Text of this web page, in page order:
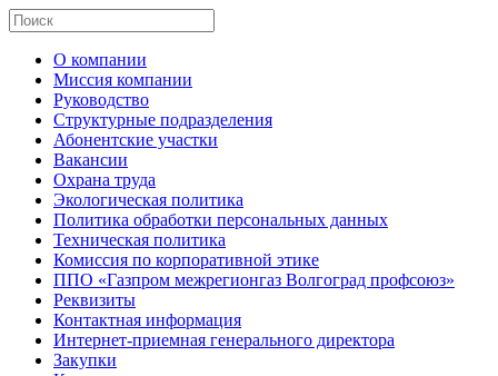
О компании
Миссия компании
Руководство
Структурные подразделения
Абонентские участки
Вакансии
Охрана труда
Экологическая политика
Политика обработки персональных данных
Техническая политика
Комиссия по корпоративной этике
ППО «Газпром межрегионгаз Волгоград профсоюз»
Реквизиты
Контактная информация
Интернет-приемная генерального директора
Закупки